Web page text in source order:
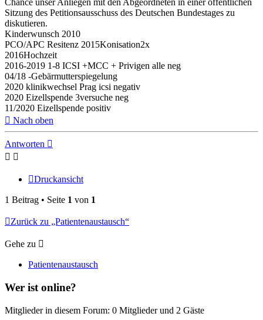
Chance unser Anliegen mit den Abgeordneten in einer öffentlichen
Sitzung des Petitionsausschuss des Deutschen Bundestages zu
diskutieren.
Kinderwunsch 2010
PCO/APC Resitenz 2015Konisation2x
2016Hochzeit
2016-2019 1-8 ICSI +MCC + Privigen alle neg
04/18 -Gebärmutterspiegelung
2020 klinikwechsel Prag icsi negativ
2020 Eizellspende 3versuche neg
11/2020 Eizellspende positiv
Nach oben
Antworten
Druckansicht
1 Beitrag • Seite 1 von 1
Zurück zu „Patientenaustausch“
Gehe zu
Patientenaustausch
Wer ist online?
Mitglieder in diesem Forum: 0 Mitglieder und 2 Gäste